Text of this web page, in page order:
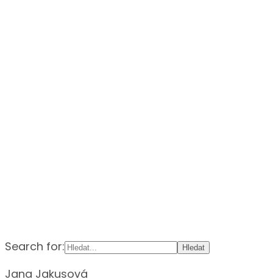
Search for:
Jana Jakusová